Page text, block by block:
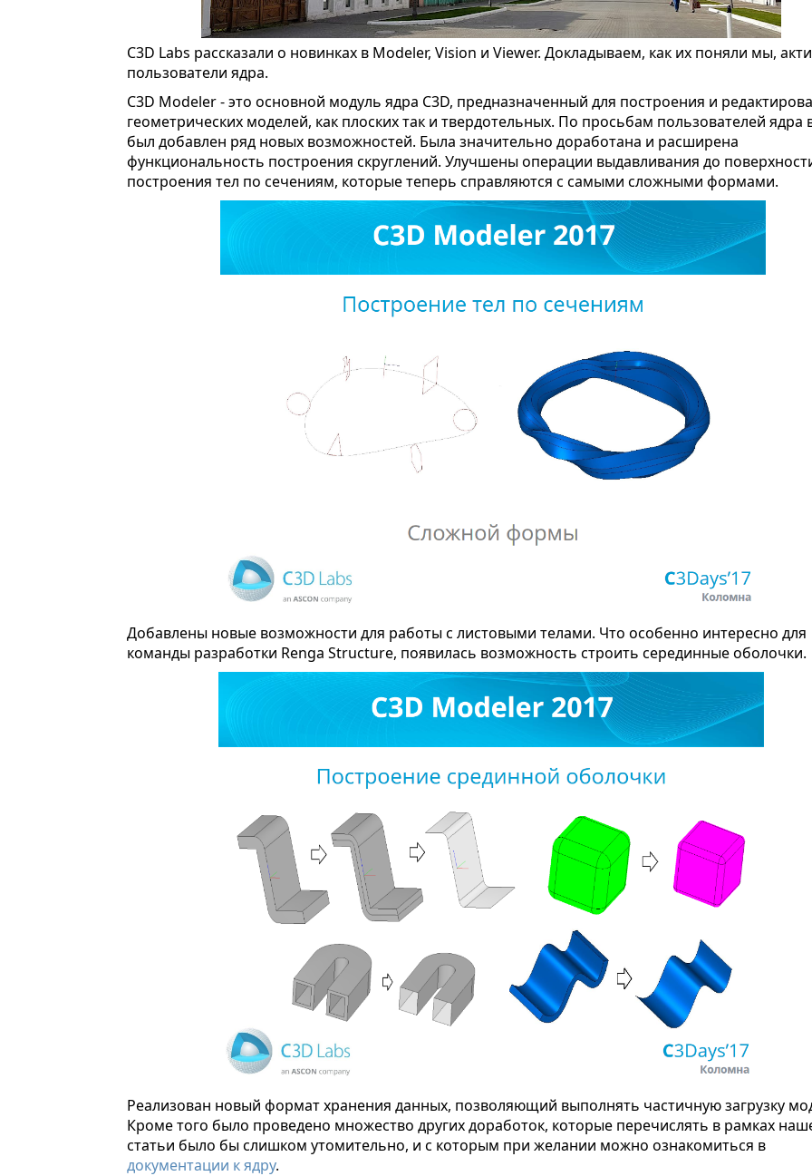
C3D Labs рассказали о новинках в Modeler, Vision и Viewer. Докладываем, как их поняли мы,
пользователи ядра.
C3D Modeler - это основной модуль ядра C3D, предназначенный для построения и
геометрических моделей, как плоских так и твердотельных. По просьбам пользователей ядра
был добавлен ряд новых возможностей. Была значительно доработана и расширена
функциональность построения скруглений. Улучшены операции выдавливания до
построения тел по сечениям, которые теперь справляются с самыми сложными формами.
Добавлены новые возможности для работы с листовыми телами. Что особенно интересно для
команды разработки Renga Structure, появилась возможность строить серединные оболочки.
Реализован новый формат хранения данных, позволяющий выполнять частичную загрузку
Кроме того было проведено множество других доработок, которые перечислять в рамках
статьи было бы слишком утомительно, и с которым при желании можно ознакомиться в
документации к ядру.